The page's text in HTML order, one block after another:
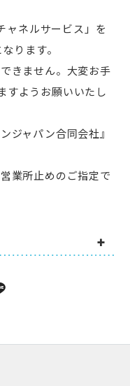
ャネルサービス」を
ります。
きません。大変お手
すようお願いいたし
ジャパン合同会社』
業所止めのご指定で